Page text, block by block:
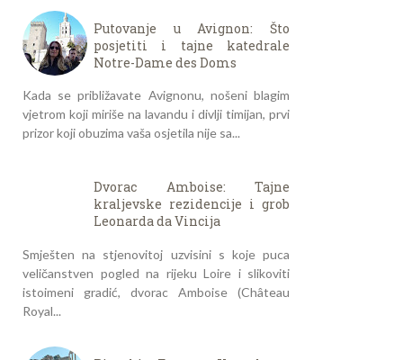
Putovanje u Avignon: Što
posjetiti i tajne katedrale
Notre-Dame des Doms
Kada se približavate Avignonu, nošeni blagim
vjetrom koji miriše na lavandu i divlji timijan, prvi
prizor koji obuzima vaša osjetila nije sa...
Dvorac Amboise: Tajne
kraljevske rezidencije i grob
Leonarda da Vincija
Smješten na stjenovitoj uzvisini s koje puca
veličanstven pogled na rijeku Loire i slikoviti
istoimeni gradić, dvorac Amboise (Château
Royal...